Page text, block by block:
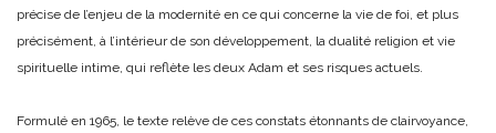
précise de l’enjeu de la modernité en ce qui concerne la vie de foi, et plus
précisément, à l’intérieur de son développement, la dualité religion et vie
spirituelle intime, qui reflète les deux Adam et ses risques actuels.
Formulé en 1965, le texte relève de ces constats étonnants de clairvoyance,